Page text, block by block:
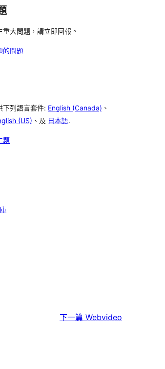
大問題，請立即回報。
的問題
下列語言套件: English (Canada) 、
(US) 、及 日本語.
題
下一篇 Webvideo